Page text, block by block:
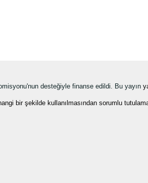
desteğiyle finanse edildi. Bu yayın
kullanılmasından sorumlu